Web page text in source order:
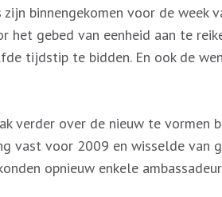
binnengekomen voor de week
het gebed van eenheid aan te
tijdstip te bidden. En ook de
verder over de nieuw te vormen
vast voor 2009 en wisselde van
opnieuw enkele